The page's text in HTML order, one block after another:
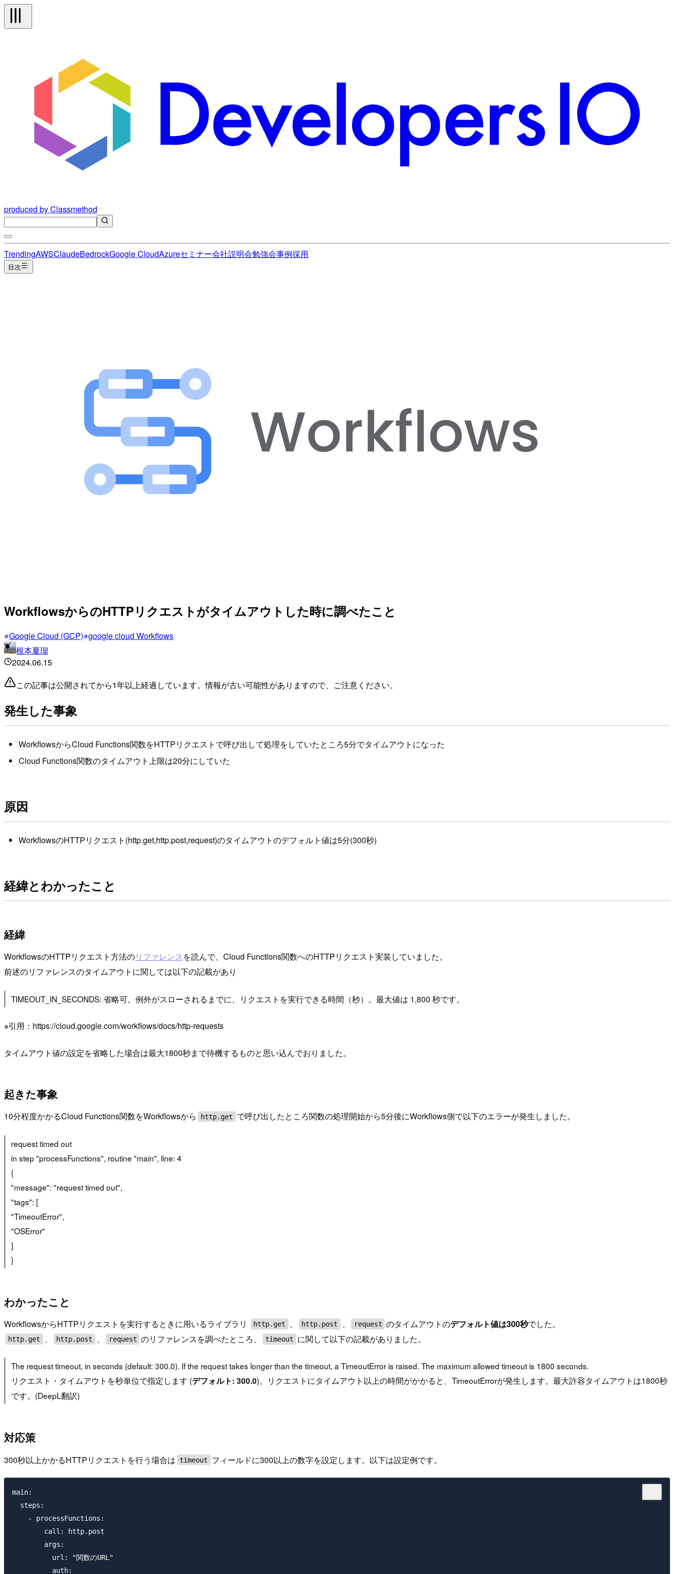
produced by Classmethod
TrendingAWSClaudeBedrockGoogle CloudAzureセミナー会社説明会勉強会事例採用
目次
WorkflowsからのHTTPリクエストがタイムアウトした時に調べたこと
Google Cloud (GCP) google cloud Workflows
根本夏瑠
2024.06.15
この記事は公開されてから1年以上経過しています。情報が古い可能性がありますので、ご注意ください。
発生した事象
WorkflowsからCloud Functions関数をHTTPリクエストで呼び出して処理をしていたところ5分でタイムアウトになった
Cloud Functions関数のタイムアウト上限は20分にしていた
原因
WorkflowsのHTTPリクエスト(http.get,http.post,request)のタイムアウトのデフォルト値は5分(300秒)
経緯とわかったこと
経緯
WorkflowsのHTTPリクエスト方法のリファレンスを読んで、Cloud Functions関数へのHTTPリクエスト実装していました。
前述のリファレンスのタイムアウトに関しては以下の記載があり
TIMEOUT_IN_SECONDS: 省略可。例外がスローされるまでに、リクエストを実行できる時間（秒）。最大値は 1,800 秒です。
※引用：https://cloud.google.com/workflows/docs/http-requests
タイムアウト値の設定を省略した場合は最大1800秒まで待機するものと思い込んでおりました。
起きた事象
10分程度かかるCloud Functions関数をWorkflowsから http.get で呼び出したところ関数の処理開始から5分後にWorkflows側で以下のエラーが発生しました。
request timed out
in step "processFunctions", routine "main", line: 4
{
"message": "request timed out",
"tags": [
"TimeoutError",
"OSError"
]
}
わかったこと
WorkflowsからHTTPリクエストを実行するときに用いるライブラリ http.get 、 http.post 、 request のタイムアウトのデフォルト値は300秒でした。
http.get 、 http.post 、 request のリファレンスを調べたところ、 timeout に関して以下の記載がありました。
The request timeout, in seconds (default: 300.0). If the request takes longer than the timeout, a TimeoutError is raised. The maximum allowed timeout is 1800 seconds.
リクエスト・タイムアウトを秒単位で指定します (デフォルト: 300.0)。リクエストにタイムアウト以上の時間がかかると、TimeoutErrorが発生します。最大許容タイムアウトは1800秒
です。(DeepL翻訳)
対応策
300秒以上かかるHTTPリクエストを行う場合は timeout フィールドに300以上の数字を設定します。以下は設定例です。
main:
  steps:
    - processFunctions:
        call: http.post
        args:
          url: "関数のURL"
          auth: